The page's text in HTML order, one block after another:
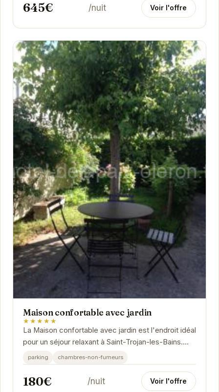
645€ /nuit Voir l'offre
Maison confortable avec jardin
★★★★★
La Maison confortable avec jardin est l'endroit idéal
pour un séjour relaxant à Saint-Trojan-les-Bains.
Avec son jardin privé, vous pourrez...
parking chambres-non-fumeurs
180€ /nuit Voir l'offre